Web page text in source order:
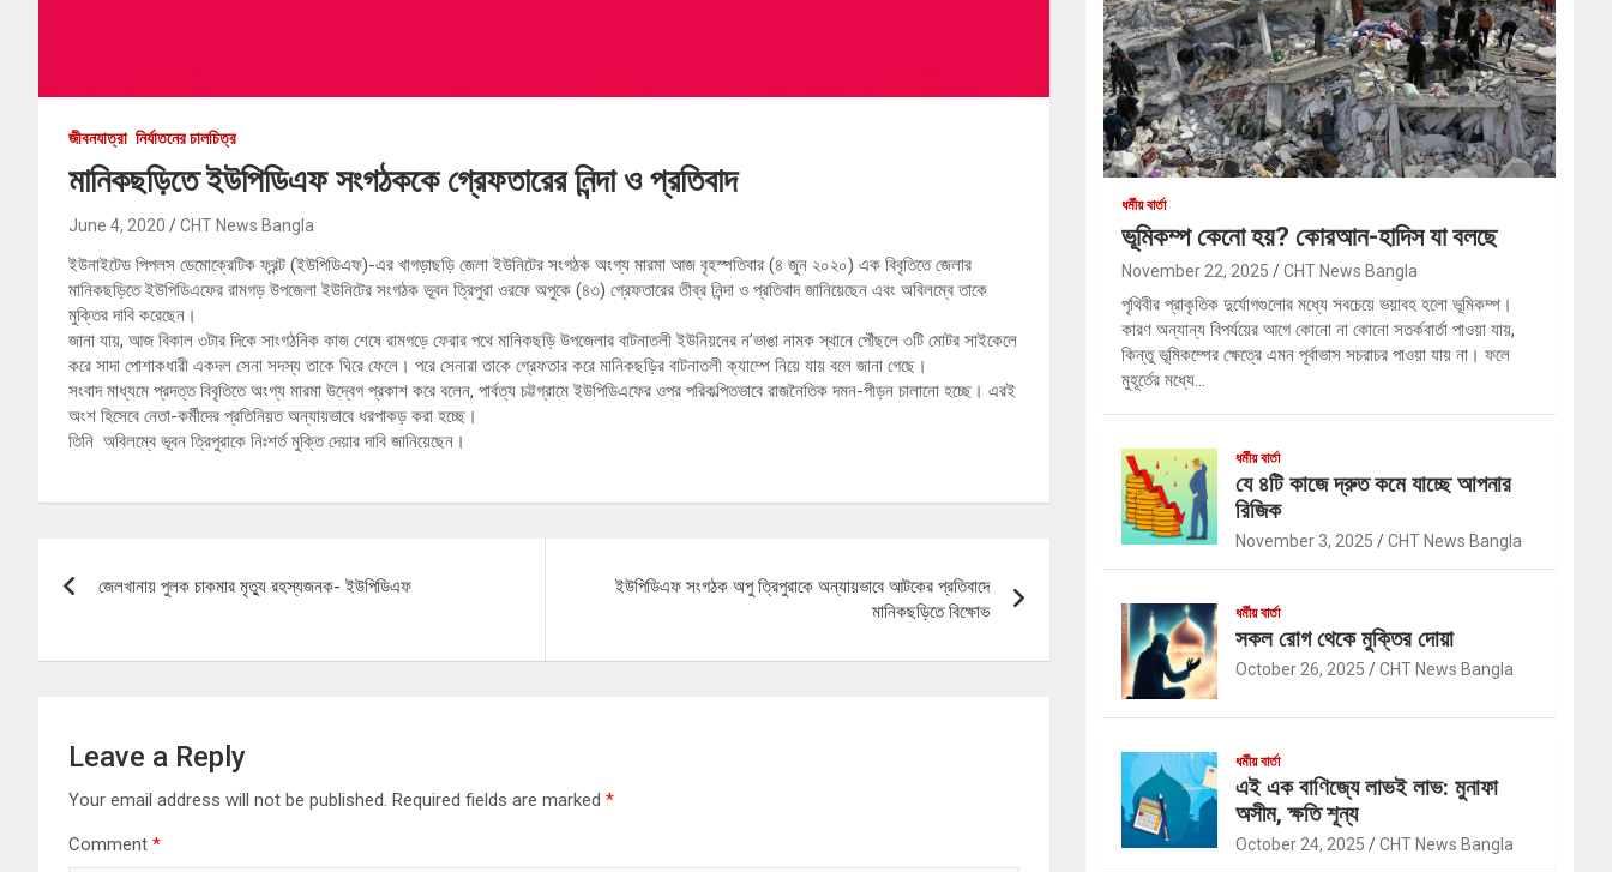
জীবনযাত্রা নির্যাতনের চালচিত্র
মানিকছড়িতে ইউপিডিএফ সংগঠককে গ্রেফতারের নিন্দা ও প্রতিবাদ
June 4, 2020 CHT News Bangla
ইউনাইটেড পিপলস ডেমোক্রেটিক ফ্রন্ট (ইউপিডিএফ)-এর খাগড়াছড়ি জেলা ইউনিটের সংগঠক অংগ্য মারমা আজ বৃহস্পতিবার (৪ জুন ২০২০) এক বিবৃতিতে জেলার
মানিকছড়িতে ইউপিডিএফের রামগড় উপজেলা ইউনিটের সংগঠক ভূবন ত্রিপুরা ওরফে অপুকে (৪৩) গ্রেফতারের তীব্র নিন্দা ও প্রতিবাদ জানিয়েছেন এবং অবিলম্বে তাকে
মুক্তির দাবি করেছেন।
জানা যায়, আজ বিকাল ৩টার দিকে সাংগঠনিক কাজ শেষে রামগড়ে ফেরার পথে মানিকছড়ি উপজেলার বাটনাতলী ইউনিয়নের ন’ভাঙা নামক স্থানে পৌঁছলে ৩টি মোটর সাইকেলে
করে সাদা পোশাকধারী একদল সেনা সদস্য তাকে ঘিরে ফেলে। পরে সেনারা তাকে গ্রেফতার করে মানিকছড়ির বাটনাতলী ক্যাম্পে নিয়ে যায় বলে জানা গেছে।
সংবাদ মাধ্যমে প্রদত্ত বিবৃতিতে অংগ্য মারমা উদ্বেগ প্রকাশ করে বলেন, পার্বত্য চট্টগ্রামে ইউপিডিএফের ওপর পরিকল্পিতভাবে রাজনৈতিক দমন-পীড়ন চালানো হচ্ছে। এরই
অংশ হিসেবে নেতা-কর্মীদের প্রতিনিয়ত অন্যায়ভাবে ধরপাকড় করা হচ্ছে।
তিনি অবিলম্বে ভূবন ত্রিপুরাকে নিঃশর্ত মুক্তি দেয়ার দাবি জানিয়েছেন।
navigation
জেলখানায় পুলক চাকমার মৃত্যু রহস্যজনক- ইউপিডিএফ
ইউপিডিএফ সংগঠক অপু ত্রিপুরাকে অন্যায়ভাবে আটকের প্রতিবাদে
মানিকছড়িতে বিক্ষোভ
Leave a Reply
Your email address will not be published. Required fields are marked *
Comment *
ধর্মীয় বার্তা
ভূমিকম্প কেনো হয়? কোরআন-হাদিস যা বলছে
November 22, 2025 CHT News Bangla
পৃথিবীর প্রাকৃতিক দুর্যোগগুলোর মধ্যে সবচেয়ে ভয়াবহ হলো ভূমিকম্প।
কারণ অন্যান্য বিপর্যয়ের আগে কোনো না কোনো সতর্কবার্তা পাওয়া যায়,
কিন্তু ভূমিকম্পের ক্ষেত্রে এমন পূর্বাভাস সচরাচর পাওয়া যায় না। ফলে
মুহূর্তের মধ্যে…
ধর্মীয় বার্তা
যে ৪টি কাজে দ্রুত কমে যাচ্ছে আপনার
রিজিক
November 3, 2025 CHT News Bangla
ধর্মীয় বার্তা
সকল রোগ থেকে মুক্তির দোয়া
October 26, 2025 CHT News Bangla
ধর্মীয় বার্তা
এই এক বাণিজ্যে লাভই লাভ: মুনাফা
অসীম, ক্ষতি শূন্য
October 24, 2025 CHT News Bangla